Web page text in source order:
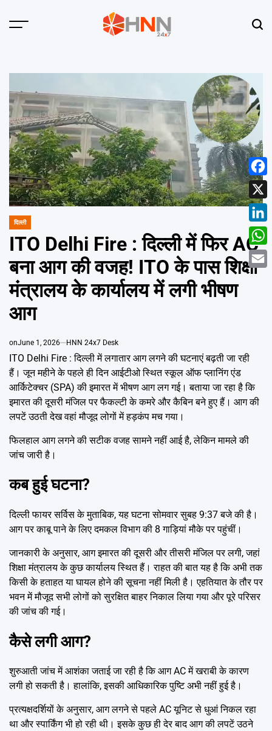
Menu
POSTED
दिल्ली
ITO Delhi Fire : दिल्ली में फिर AC
बना आग की वजह! ITO के पास शिक्षा
मंत्रालय के कार्यालय में लगी भीषण
आग
onJune 1, 2026 HNN 24x7 Desk
ITO Delhi Fire : दिल्ली में लगातार आग लगने की घटनाएं बढ़ती जा रही
हैं। जून महीने के पहले ही दिन आईटीओ स्थित स्कूल ऑफ प्लानिंग एंड
आर्किटेक्चर (SPA) की इमारत में भीषण आग लग गई। बताया जा रहा है कि
इमारत की दूसरी मंजिल पर फैकल्टी के कमरे और कैबिन बने हुए हैं। आग की
लपटें उठती देख वहां मौजूद लोगों में हड़कंप मच गया।
फिलहाल आग लगने की सटीक वजह सामने नहीं आई है, लेकिन मामले की
जांच जारी है।
कब हुई घटना?
दिल्ली फायर सर्विस के मुताबिक, यह घटना सोमवार सुबह 9:37 बजे की है।
आग पर काबू पाने के लिए दमकल विभाग की 8 गाड़ियां मौके पर पहुंचीं।
जानकारी के अनुसार, आग इमारत की दूसरी और तीसरी मंजिल पर लगी, जहां
शिक्षा मंत्रालय के कुछ कार्यालय स्थित हैं। राहत की बात यह है कि अभी तक
किसी के हताहत या घायल होने की सूचना नहीं मिली है। एहतियात के तौर पर
भवन में मौजूद सभी लोगों को सुरक्षित बाहर निकाल लिया गया और पूरे परिसर
की जांच की गई।
कैसे लगी आग?
शुरुआती जांच में आशंका जताई जा रही है कि आग AC में खराबी के कारण
लगी हो सकती है। हालांकि, इसकी आधिकारिक पुष्टि अभी नहीं हुई है।
प्रत्यक्षदर्शियों के अनुसार, आग लगने से पहले AC यूनिट से धुआं निकल रहा
था और स्पार्किंग भी हो रही थी। इसके कुछ ही देर बाद आग की लपटें उठने
X